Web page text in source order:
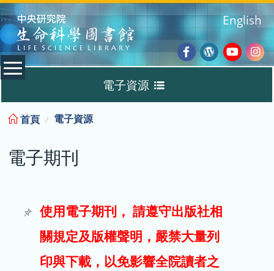
:::
Facebook
Wordpress
English
電子資源
電子期刊
試用
首頁 電子資源
電子期刊
使用電子期刊， 請遵守出版社相
關規定及版權聲明，嚴禁大量列
印與下載，以免影響全院讀者之